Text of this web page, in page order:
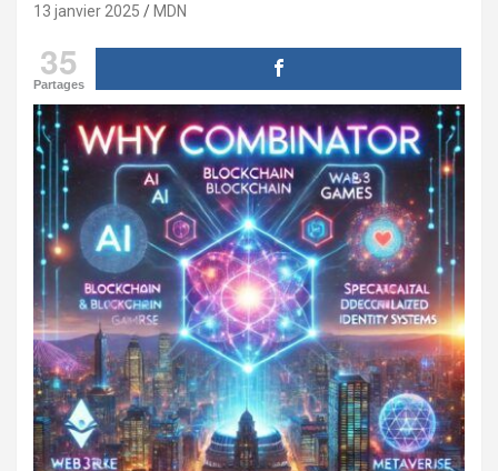
13 janvier 2025 MDN
35
Partages